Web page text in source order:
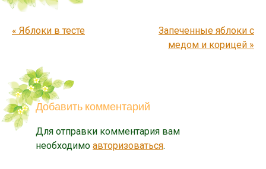
Запись навигация
« Яблоки в тесте
Запеченные яблоки с
медом и корицей »
Добавить комментарий
Для отправки комментария вам
необходимо авторизоваться.